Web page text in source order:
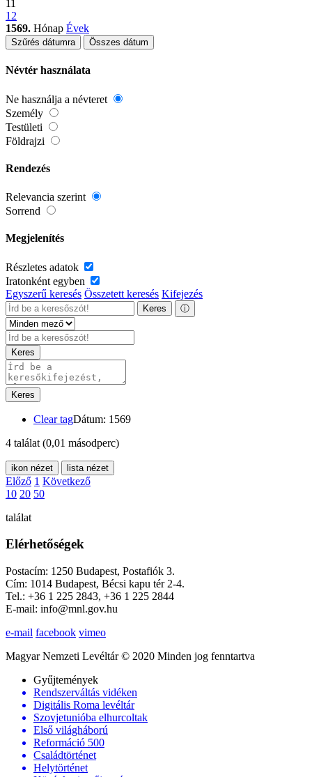
11
12
1569. Hónap Évek
Szűrés dátumra Összes dátum
Névtér használata
Ne használja a névteret
Személy
Testületi
Földrajzi
Rendezés
Relevancia szerint
Sorrend
Megjelenítés
Részletes adatok
Iratonként egyben
Egyszerű keresés Összetett keresés Kifejezés
Keres ⓘ
Keres
Keres
Clear tagDátum: 1569
4 találat (0,01 másodperc)
ikon nézet lista nézet
Előző 1 Következő
10 20 50
találat
Elérhetőségek
Postacím: 1250 Budapest, Postafiók 3.
Cím: 1014 Budapest, Bécsi kapu tér 2-4.
Tel.: +36 1 225 2843, +36 1 225 2844
E-mail: info@mnl.gov.hu
e-mail facebook vimeo
Magyar Nemzeti Levéltár © 2020 Minden jog fenntartva
Gyűjtemények
Rendszerváltás vidéken
Digitális Roma levéltár
Szovjetunióba elhurcoltak
Első világháború
Reformáció 500
Családtörténet
Helytörténet